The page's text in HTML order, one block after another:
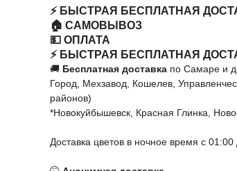
⚡️ БЫСТРАЯ БЕСПЛАТНАЯ
🏠 САМОВЫВОЗ
💵 ОПЛАТА
⚡️ БЫСТРАЯ БЕСПЛАТНАЯ
🚚 Бесплатная доставка по Самаре и
Город, Мехзавод, Кошелев,
районов)
*Новокуйбышевск, Красная Глинка,
Доставка цветов в ночное время с